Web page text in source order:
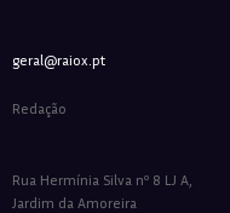
geral@raiox.pt
Redação
Rua Hermínia Silva nº 8 LJ A,
Jardim da Amoreira